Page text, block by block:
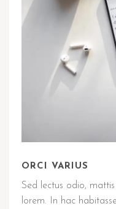
ORCI VARIUS
Sed lectus odio,
lorem. In hac